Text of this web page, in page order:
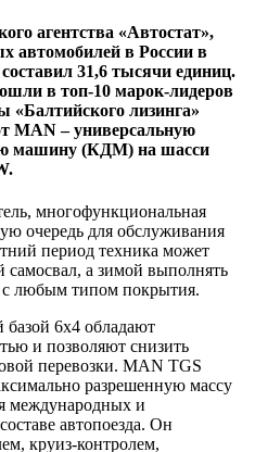
агентства «Автостат»,
автомобилей в России в
31,6 тысячи единиц.
в топ-10 марок-лидеров
«Балтийского лизинга»
MAN – универсальную
машину (КДМ) на шасси
многофункциональная
очередь для обслуживания
период техника может
самосвал, а зимой выполнять
любым типом покрытия.
базой 6х4 обладают
и позволяют снизить
перевозки. MAN TGS
разрешенную массу
международных и
автопоезда. Он
круиз-контролем,